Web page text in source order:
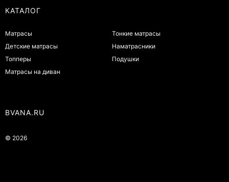
КАТАЛОГ
Матрасы
Детские матрасы
Топперы
Матрасы на диван
Тонкие матрасы
Наматрасники
Подушки
BVANA.RU
© 2026